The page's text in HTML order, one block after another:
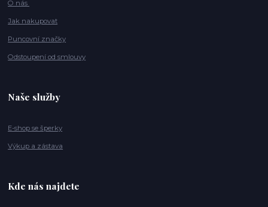
O nás
Jak nakupovat
Puncovní značky
Odstoupení od smlouvy
Naše služby
E-shop se šperky
Výkup a zástava
Kde nás najdete